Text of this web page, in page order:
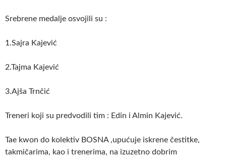
Srebrene medalje osvojili su :
1.Sajra Kajević
2.Tajma Kajević
3.Ajša Trnčić
Treneri koji su predvodili tim : Edin i Almin Kajević.
Tae kwon do kolektiv BOSNA ,upućuje iskrene čestitke,
takmičarima, kao i trenerima, na izuzetno dobrim